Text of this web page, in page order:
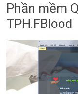
Phần mềm
TPH.FBlood